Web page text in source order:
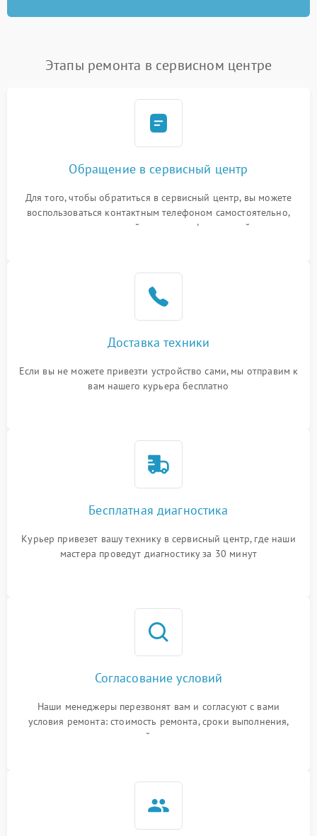
Этапы ремонта в сервисном центре
Обращение в сервисный центр
Для того, чтобы обратиться в сервисный центр, вы можете
воспользоваться контактным телефоном самостоятельно,
или оставить свой номер телефона на сайте
Доставка техники
Если вы не можете привезти устройство сами, мы отправим к
вам нашего курьера бесплатно
Бесплатная диагностика
Курьер привезет вашу технику в сервисный центр, где наши
мастера проведут диагностику за 30 минут
Согласование условий
Наши менеджеры перезвонят вам и согласуют с вами
условия ремонта: стоимость ремонта, сроки выполнения,
гарантийные условия